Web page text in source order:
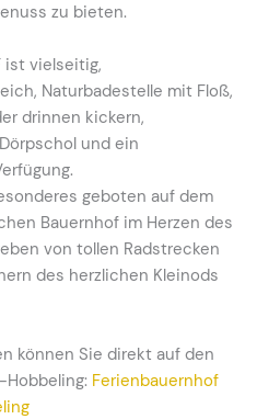
zu bieten.
ist vielseitig,
Naturbadestelle mit Floß,
drinnen kickern,
und ein
geboten auf dem
Bauernhof im Herzen des
von tollen Radstrecken
des herzlichen Kleinods
können Sie direkt auf den
Ferienbauernhof